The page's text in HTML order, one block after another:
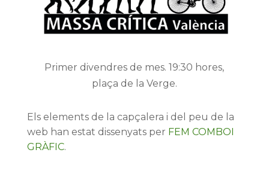
Primer divendres de mes. 19:30 hores,
plaça de la Verge.
Els elements de la capçalera i del peu de la
web han estat dissenyats per FEM COMBOI
GRÀFIC.